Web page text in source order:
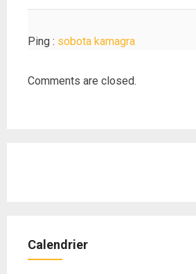
Ping : sobota kamagra
Comments are closed.
Calendrier